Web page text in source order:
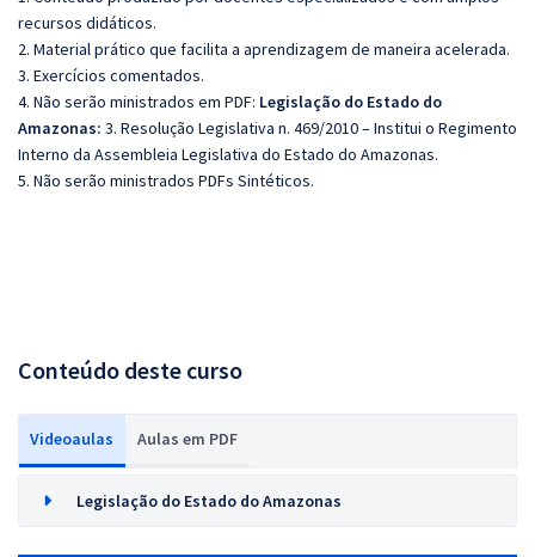
recursos didáticos.
2. Material prático que facilita a aprendizagem de maneira acelerada.
3. Exercícios comentados.
4. Não serão ministrados em PDF: Legislação do Estado do
Amazonas: 3. Resolução Legislativa n. 469/2010 – Institui o Regimento
Interno da Assembleia Legislativa do Estado do Amazonas.
5. Não serão ministrados PDFs Sintéticos.
Conteúdo deste curso
Videoaulas Aulas em PDF
Legislação do Estado do Amazonas